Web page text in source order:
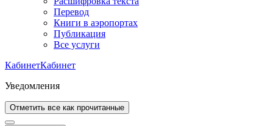
Перевод
Книги в аэропортах
Публикация
Все услуги
КабинетКабинет
Уведомления
Отметить все как прочитанные